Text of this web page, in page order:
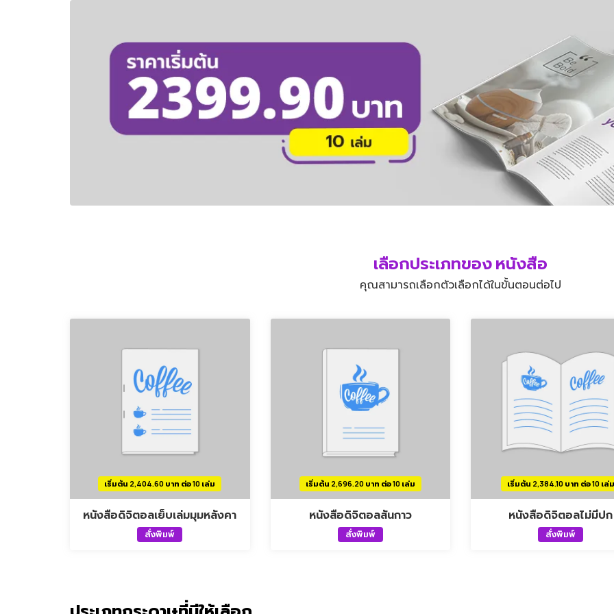
เลือกประเภทของ หนังสือ
คุณสามารถเลือกตัวเลือกได้ในขั้นตอนต่อไป
หนังสือดิจิตอลเย็บเล่มมุมหลังคา
เริ่มต้น 2,404.60 บาท ต่อ 10 เล่ม
สั่งพิมพ์
หนังสือดิจิตอลสันกาว
เริ่มต้น 2,696.20 บาท ต่อ 10 เล่ม
สั่งพิมพ์
หนังสือดิจิตอลไม่มีปก
เริ่มต้น 2,384.10 บาท ต่อ 10 เล่ม
สั่งพิมพ์